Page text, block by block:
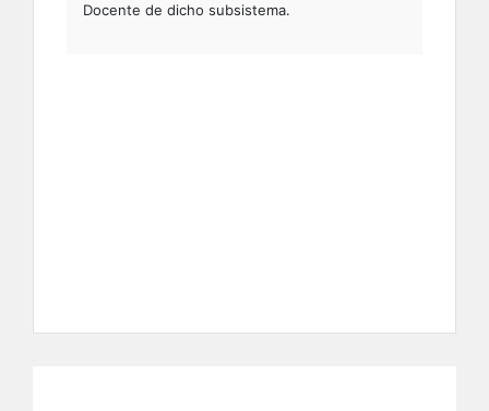
Docente de dicho subsistema.